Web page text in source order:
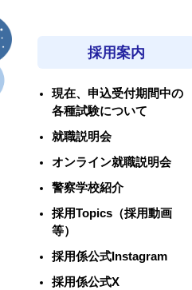
採用案内
現在、申込受付期間中の
各種試験について
就職説明会
オンライン就職説明会
警察学校紹介
採用Topics（採用動画
等）
採用係公式Instagram
採用係公式X